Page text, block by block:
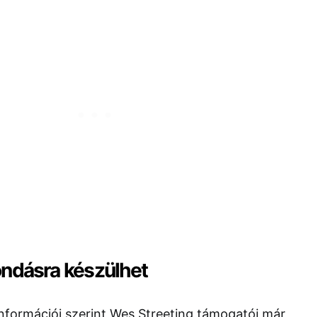
készülhet
szerint Wes Streeting támogatói már